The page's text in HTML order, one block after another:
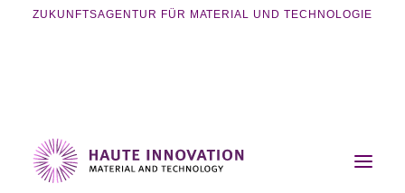
ZUKUNFTSAGENTUR FÜR MATERIAL UND TECHNOLOGIE
Home Magazin
Energie